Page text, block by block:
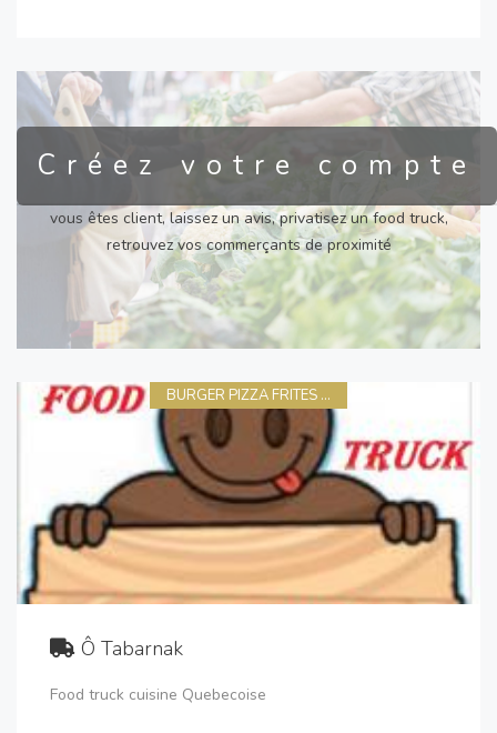
Créez votre compte
vous êtes client, laissez un avis, privatisez un food truck,
retrouvez vos commerçants de proximité
BURGER PIZZA FRITES ...
Ô Tabarnak
Food truck cuisine Quebecoise